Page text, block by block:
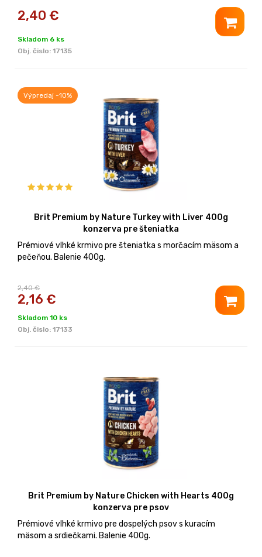
2,40 €
Skladom 6 ks
Obj. čislo: 17135
Výpredaj -10%
Brit Premium by Nature Turkey with Liver 400g
konzerva pre šteniatka
Prémiové vlhké krmivo pre šteniatka s morčacím mäsom a
pečeňou. Balenie 400g.
2,40 €
2,16 €
Skladom 10 ks
Obj. čislo: 17133
Brit Premium by Nature Chicken with Hearts 400g
konzerva pre psov
Prémiové vlhké krmivo pre dospelých psov s kuracím
mäsom a srdiečkami. Balenie 400g.